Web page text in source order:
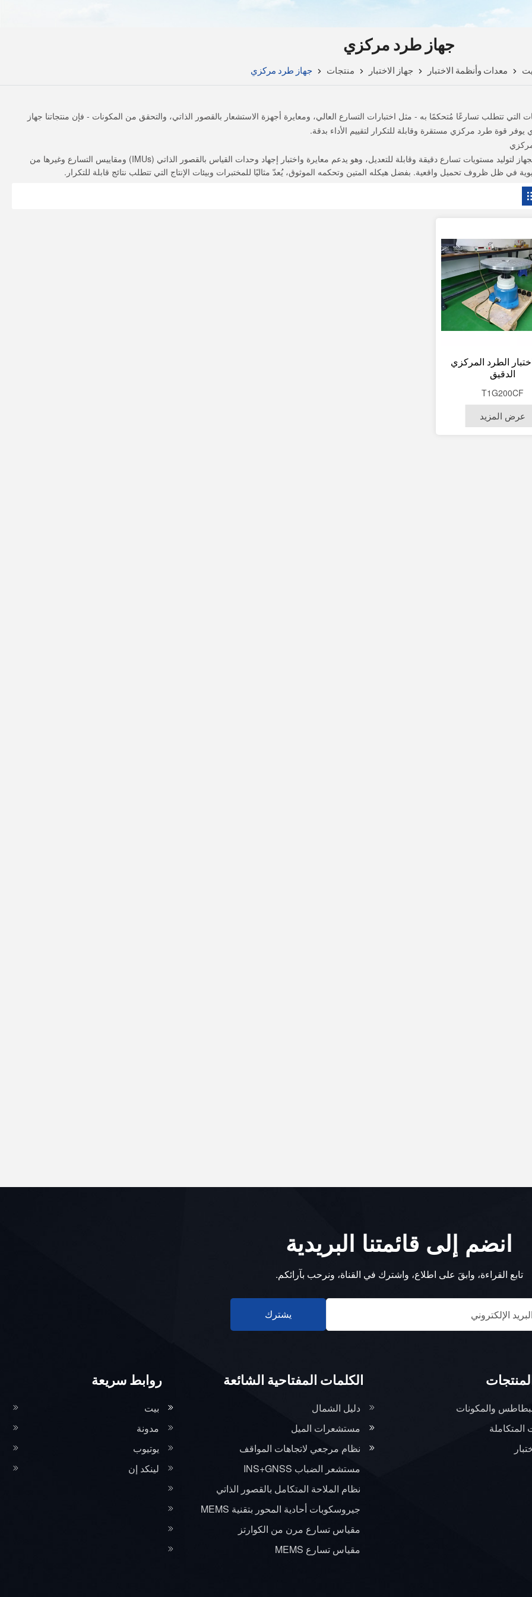
جهاز طرد مركزي
منتجات جهاز الاختبار معدات وأنظمة الاختبار جهاز طرد مركزي
التي تتطلب تسارعًا مُتحكمًا به - مثل اختبارات التسارع العالي، ومعايرة أجهزة الاستشعار بالقصور الذاتي، والتحقق من المكونات - فإن منتجاتنا جهاز
يوفر قوة طرد مركزي مستقرة وقابلة للتكرار لتقييم الأداء بدقة.
صُمم هذا الجهاز لتوليد مستويات تسارع دقيقة وقابلة للتعديل، وهو يدعم معايرة واختبار إجهاد وحدات القياس بالقصور الذاتي (IMUs) ومقاييس التسارع وغيرها من
في ظل ظروف تحميل واقعية. بفضل هيكله المتين وتحكمه الموثوق، يُعدّ مثاليًا للمختبرات وبيئات الإنتاج التي تتطلب نتائج قابلة للتكرار.
الطرد المركزي
الدقيق
T1G200CF
عرض المزيد
انضم إلى قائمتنا البريدية
تابع القراءة، وابقَ على اطلاع، واشترك في القناة، ونرحب بآرائكم.
يشترك
والمكونات
المتكاملة
الكلمات المفتاحية الشائعة
دليل الشمال
مستشعرات الميل
نظام مرجعي لاتجاهات المواقف
مستشعر الضباب INS+GNSS
نظام الملاحة المتكامل بالقصور الذاتي
جيروسكوبات أحادية المحور بتقنية MEMS
مقياس تسارع مرن من الكوارتز
مقياس تسارع MEMS
روابط سريعة
بيت
مدونة
يوتيوب
لينكد إن